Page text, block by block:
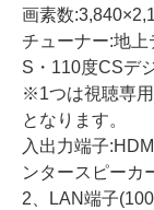
画素数
チューナー:地
S・110度CSデ
※1つは視聴専
となります。
入出力端子
ンタースピーカ
2、LAN端子